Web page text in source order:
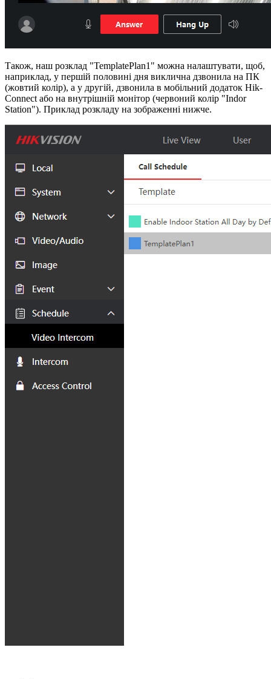
Також, наш розклад "TemplatePlan1" можна налаштувати, щоб,
наприклад, у першій половині дня виклична дзвонила на ПК
(жовтий колір), а у другій, дзвонила в мобільний додаток Hik-
Connect або на внутрішній монітор (червоний колір "Indor
Station"). Приклад розкладу на зображенні нижче.